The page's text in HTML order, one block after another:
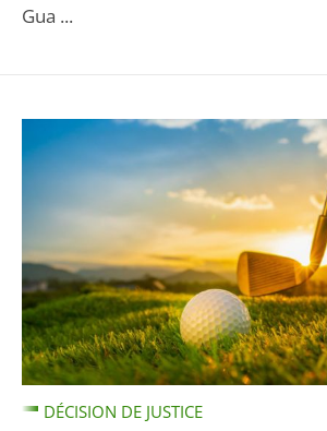
Gua ...
DÉCISION DE JUSTICE